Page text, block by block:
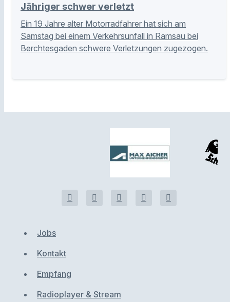
Jähriger schwer verletzt
Ein 19 Jahre alter Motorradfahrer hat sich am
Samstag bei einem Verkehrsunfall in Ramsau bei
Berchtesgaden schwere Verletzungen zugezogen.
Jobs
Kontakt
Empfang
Radioplayer & Stream